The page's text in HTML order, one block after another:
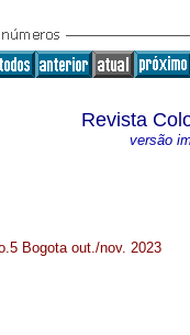
Revista
versão
Bogota out./nov. 2023